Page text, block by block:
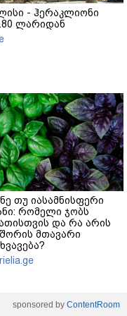
- ჰერაკლიონი
ლარიდან
თუ იასამნისფერი
რომელი ჯობს
და რა არის
მთავარი
sponsored by ContentRoom